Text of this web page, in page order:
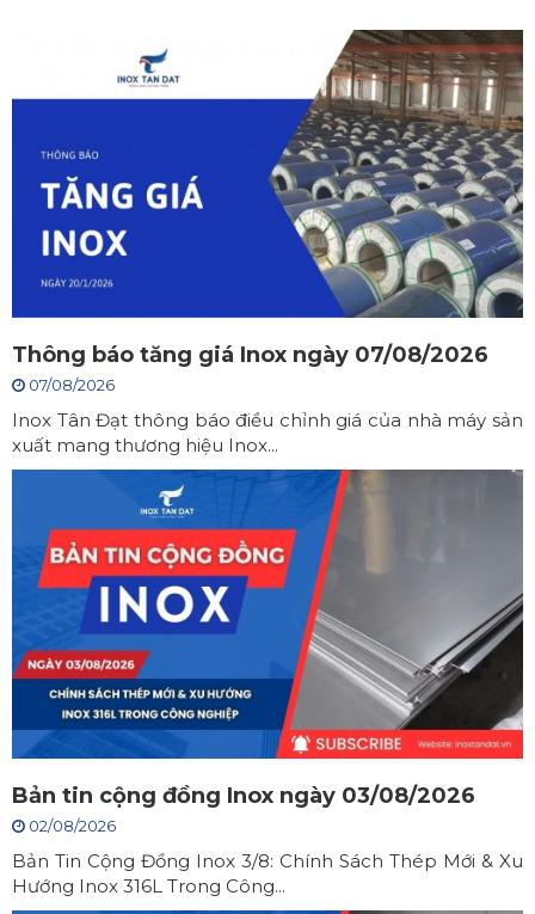
Thông báo tăng giá Inox ngày 07/08/2026
07/08/2026
Inox Tân Đạt thông báo điều chỉnh giá của nhà máy sản
xuất mang thương hiệu Inox...
Bản tin cộng đồng Inox ngày 03/08/2026
02/08/2026
Bản Tin Cộng Đồng Inox 3/8: Chính Sách Thép Mới & Xu
Hướng Inox 316L Trong Công...